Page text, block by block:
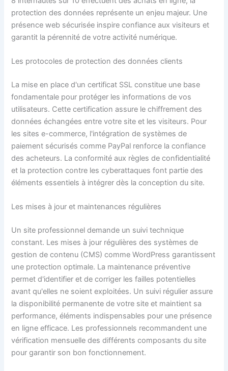
protection des données représente un enjeu majeur. Une
présence web sécurisée inspire confiance aux visiteurs et
garantit la pérennité de votre activité numérique.
Les protocoles de protection des données clients
La mise en place d'un certificat SSL constitue une base
fondamentale pour protéger les informations de vos
utilisateurs. Cette certification assure le chiffrement des
données échangées entre votre site et les visiteurs. Pour
les sites e-commerce, l'intégration de systèmes de
paiement sécurisés comme PayPal renforce la confiance
des acheteurs. La conformité aux règles de confidentialité
et la protection contre les cyberattaques font partie des
éléments essentiels à intégrer dès la conception du site.
Les mises à jour et maintenances régulières
Un site professionnel demande un suivi technique
constant. Les mises à jour régulières des systèmes de
gestion de contenu (CMS) comme WordPress garantissent
une protection optimale. La maintenance préventive
permet d'identifier et de corriger les failles potentielles
avant qu'elles ne soient exploitées. Un suivi régulier assure
la disponibilité permanente de votre site et maintient sa
performance, éléments indispensables pour une présence
en ligne efficace. Les professionnels recommandent une
vérification mensuelle des différents composants du site
pour garantir son bon fonctionnement.